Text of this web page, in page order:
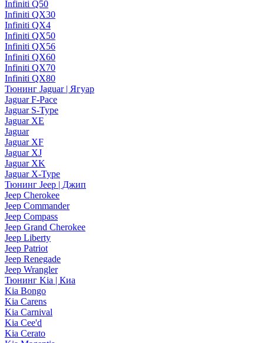
Infiniti Q50
Infiniti QX30
Infiniti QX4
Infiniti QX50
Infiniti QX56
Infiniti QX60
Infiniti QX70
Infiniti QX80
Тюнинг Jaguar | Ягуар
Jaguar F-Pace
Jaguar S-Type
Jaguar XE
Jaguar
Jaguar XF
Jaguar XJ
Jaguar XK
Jaguar X-Type
Тюнинг Jeep | Джип
Jeep Cherokee
Jeep Commander
Jeep Compass
Jeep Grand Cherokee
Jeep Liberty
Jeep Patriot
Jeep Renegade
Jeep Wrangler
Тюнинг Kia | Киа
Kia Bongo
Kia Carens
Kia Carnival
Kia Cee'd
Kia Cerato